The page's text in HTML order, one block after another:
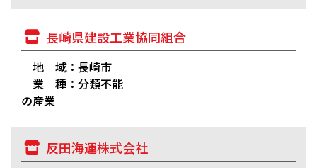
長崎県建設工業協同組合
地 域：長崎市
業 種：分類不能
の産業
反田海運株式会社